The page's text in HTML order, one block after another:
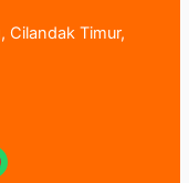
Cilandak Timur,